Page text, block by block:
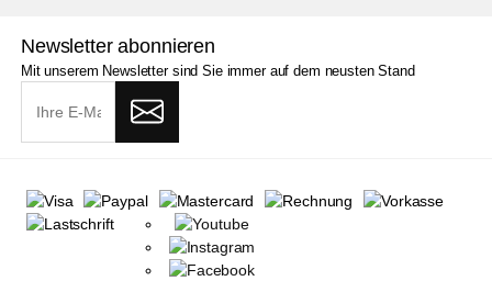
Newsletter abonnieren
Mit unserem Newsletter sind Sie immer auf dem neusten Stand